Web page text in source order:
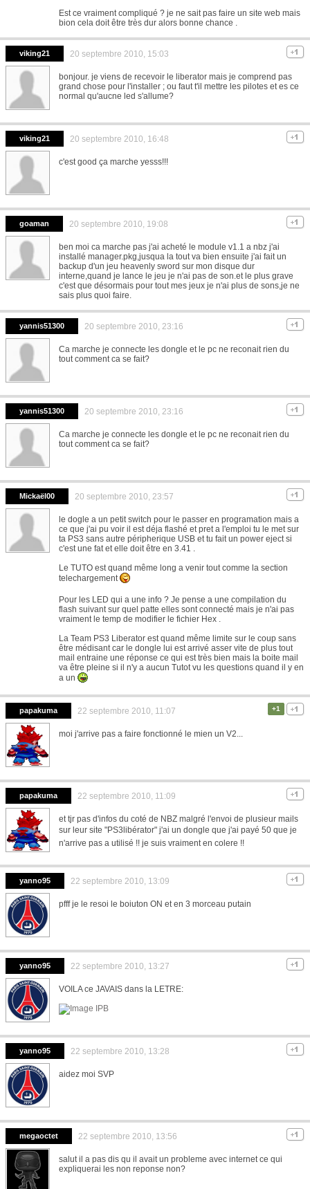
Est ce vraiment compliqué ? je ne sait pas faire un site web mais
bion cela doit être très dur alors bonne chance .
viking21 20 septembre 2010, 15:03
bonjour. je viens de recevoir le liberator mais je comprend pas
grand chose pour l'installer ; ou faut t'il mettre les pilotes et es ce
normal qu'aucne led s'allume?
viking21 20 septembre 2010, 16:48
c'est good ça marche yesss!!!
goaman 20 septembre 2010, 19:08
ben moi ca marche pas j'ai acheté le module v1.1 a nbz j'ai
installé manager.pkg,jusqua la tout va bien ensuite j'ai fait un
backup d'un jeu heavenly sword sur mon disque dur
interne,quand je lance le jeu je n'ai pas de son.et le plus grave
c'est que désormais pour tout mes jeux je n'ai plus de sons,je ne
sais plus quoi faire.
yannis51300 20 septembre 2010, 23:16
Ca marche je connecte les dongle et le pc ne reconait rien du
tout comment ca se fait?
yannis51300 20 septembre 2010, 23:16
Ca marche je connecte les dongle et le pc ne reconait rien du
tout comment ca se fait?
Mickaël00 20 septembre 2010, 23:57
le dogle a un petit switch pour le passer en programation mais a
ce que j'ai pu voir il est déja flashé et pret a l'emploi tu le met sur
ta PS3 sans autre péripherique USB et tu fait un power eject si
c'est une fat et elle doit être en 3.41 .
Le TUTO est quand même long a venir tout comme la section
telechargement
Pour les LED qui a une info ? Je pense a une compilation du
flash suivant sur quel patte elles sont connecté mais je n'ai pas
vraiment le temp de modifier le fichier Hex .
La Team PS3 Liberator est quand même limite sur le coup sans
être médisant car le dongle lui est arrivé asser vite de plus tout
mail entraine une réponse ce qui est très bien mais la boite mail
va être pleine si il n'y a aucun Tutot vu les questions quand il y en
a un
papakuma 22 septembre 2010, 11:07 +1
moi j'arrive pas a faire fonctionné le mien un V2...
papakuma 22 septembre 2010, 11:09
et tjr pas d'infos du coté de NBZ malgré l'envoi de plusieur mails
sur leur site "PS3libérator" j'ai un dongle que j'ai payé 50 que je
n'arrive pas a utilisé !! je suis vraiment en colere !!
yanno95 22 septembre 2010, 13:09
pfff je le resoi le boiuton ON et en 3 morceau putain
yanno95 22 septembre 2010, 13:27
VOILA ce JAVAIS dans la LETRE:
yanno95 22 septembre 2010, 13:28
aidez moi SVP
megaoctet 22 septembre 2010, 13:56
salut il a pas dis qu il avait un probleme avec internet ce qui
expliquerai les non reponse non?